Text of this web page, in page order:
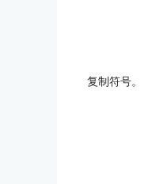
复制符号。